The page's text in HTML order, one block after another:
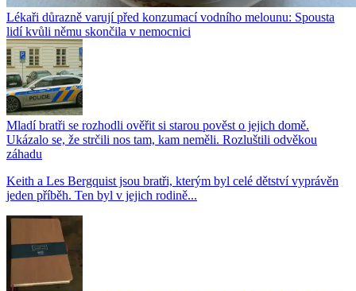
Lékaři důrazně varují před konzumací vodního melounu: Spousta
lidí kvůli němu skončila v nemocnici
Mladí bratři se rozhodli ověřit si starou pověst o jejich domě.
Ukázalo se, že strčili nos tam, kam neměli. Rozluštili odvěkou
záhadu
Keith a Les Bergquist jsou bratři, kterým byl celé dětství vyprávěn
jeden příběh. Ten byl v jejich rodině...